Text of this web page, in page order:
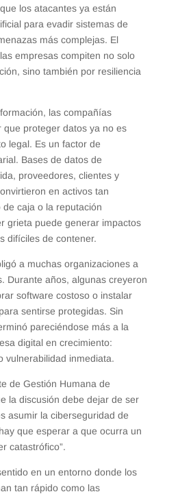
los atacantes ya están
para evadir sistemas de
más complejas. El
empresas compiten no solo
sino también por resiliencia
las compañías
proteger datos ya no es
legal. Es un factor de
Bases de datos de
proveedores, clientes y
en activos tan
caja o la reputación
grieta puede generar impactos
difíciles de contener.
a muchas organizaciones a
Durante años, algunas creyeron
software costoso o instalar
sentirse protegidas. Sin
pareciéndose más a la
digital en crecimiento:
vulnerabilidad inmediata.
de Gestión Humana de
la discusión debe dejar de ser
asumir la ciberseguridad de
que esperar a que ocurra un
catastrófico”.
en un entorno donde los
tan rápido como las